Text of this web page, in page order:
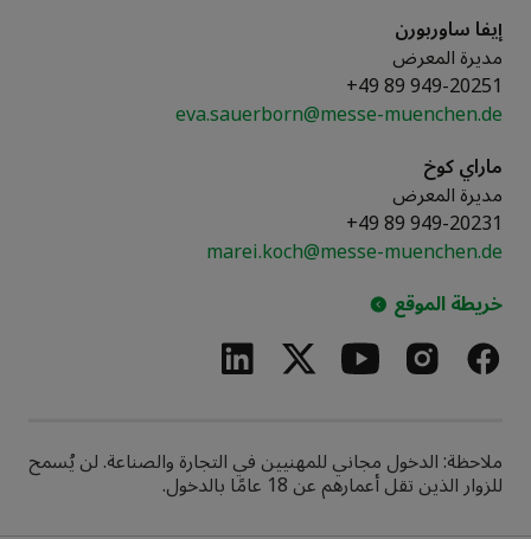
إيفا ساوربورن
مديرة المعرض
+49 89 949-20251
eva.sauerborn@messe-muenchen.de
ماراي كوخ
مديرة المعرض
+49 89 949-20231
marei.koch@messe-muenchen.de
خريطة الموقع
ملاحظة: الدخول مجاني للمهنيين في التجارة والصناعة. لن يُسمح
للزوار الذين تقل أعمارهم عن 18 عامًا بالدخول.